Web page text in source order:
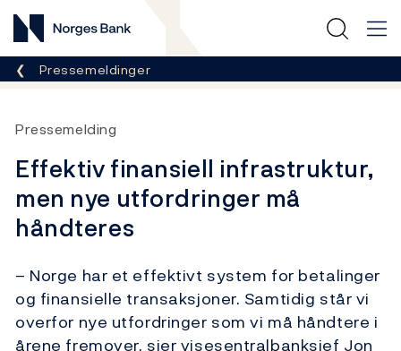
Norges Bank
Her er du nå:
Pressemeldinger
Pressemelding
Effektiv finansiell infrastruktur,
men nye utfordringer må
håndteres
– Norge har et effektivt system for betalinger
og finansielle transaksjoner. Samtidig står vi
overfor nye utfordringer som vi må håndtere i
årene fremover, sier visesentralbanksjef Jon